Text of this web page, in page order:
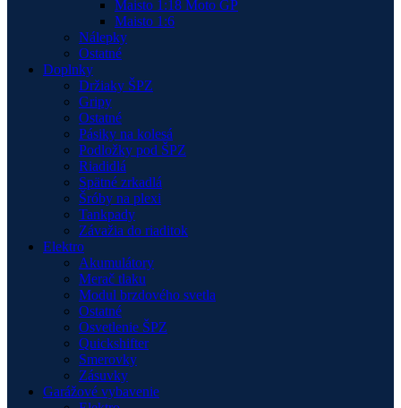
Maisto 1:18 Moto GP
Maisto 1:6
Nálepky
Ostatné
Doplnky
Držiaky ŠPZ
Gripy
Ostatné
Pásiky na kolesá
Podložky pod ŠPZ
Riadidlá
Spätné zrkadlá
Šróby na plexi
Tankpady
Závažia do riaditok
Elektro
Akumulátory
Merač tlaku
Modul brzdového svetla
Ostatné
Osvetlenie ŠPZ
Quickshifter
Smerovky
Zásuvky
Garážové vybavenie